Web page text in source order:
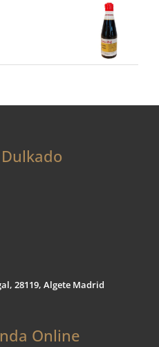
28119, Algete Madrid
Online